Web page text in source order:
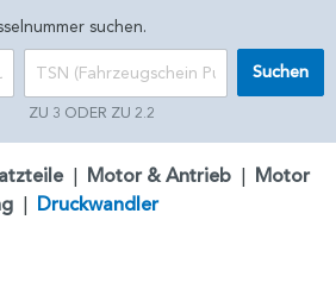
suchen.
ZU 3 ODER ZU 2.2
Suchen
| Motor & Antrieb | Motor
| Druckwandler